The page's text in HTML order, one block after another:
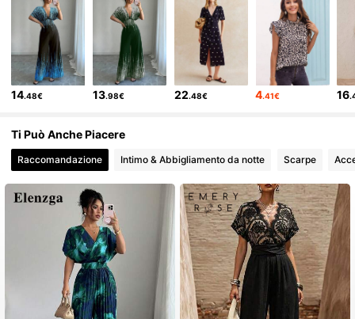
949K Follower
4.82 949K Follower
4.82 949K Follower
4.82 949K Follower
14.48€ 13.98€ 22.48€ 4.41€ 16
Ti Può Anche Piacere
Raccomandazione Intimo & Abbigliamento da notte Scarpe